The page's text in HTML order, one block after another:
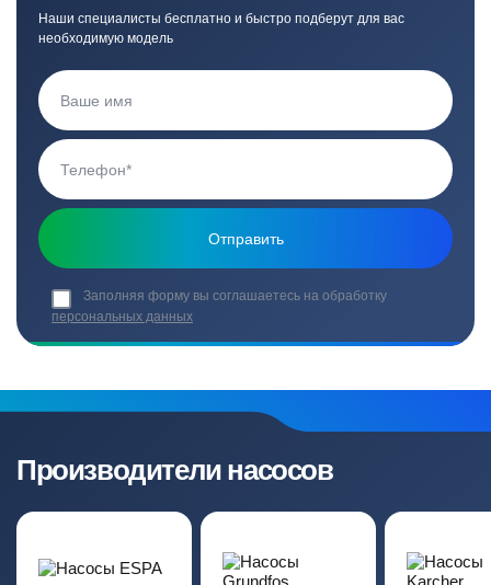
Наши специалисты бесплатно и быстро подберут для вас
необходимую модель
Заполняя форму вы соглашаетесь на обработку
персональных данных
Производители насосов